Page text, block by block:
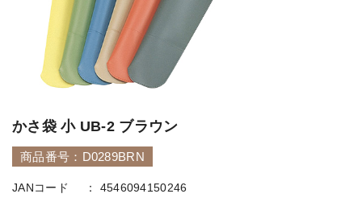
かさ袋 小 UB-2 ブラウン
商品番号：D0289BRN
JANコード
4546094150246